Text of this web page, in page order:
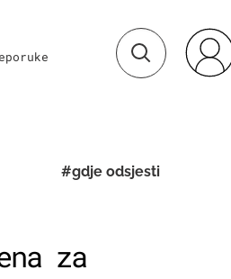
#gdje odsjesti
za